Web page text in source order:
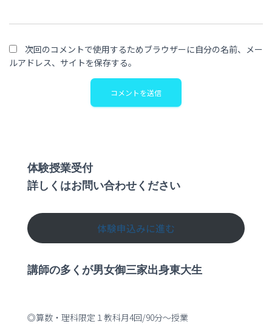
次回のコメントで使用するためブラウザーに自分の名前、メー
ルアドレス、サイトを保存する。
体験授業受付
詳しくはお問い合わせください
体験申込みに進む
講師の多くが男女御三家出身東大生
◎算数・理科限定１教科月4回/90分～授業